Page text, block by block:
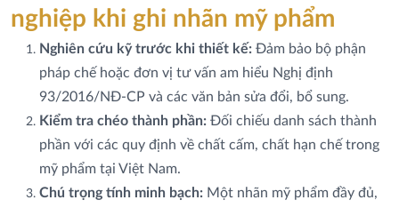
nghiệp khi ghi nhãn mỹ phẩm
Nghiên cứu kỹ trước khi thiết kế: Đảm bảo bộ phận
pháp chế hoặc đơn vị tư vấn am hiểu Nghị định
93/2016/NĐ-CP và các văn bản sửa đổi, bổ sung.
Kiểm tra chéo thành phần: Đối chiếu danh sách thành
phần với các quy định về chất cấm, chất hạn chế trong
mỹ phẩm tại Việt Nam.
Chú trọng tính minh bạch: Một nhãn mỹ phẩm đầy đủ,